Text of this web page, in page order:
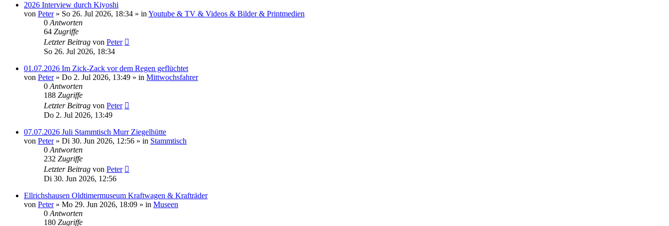
2026 Interview durch Kiyoshi
von Peter» So 26. Jul 2026, 18:34 » in Youtube & TV & Videos & Bilder & Printmedien
0 Antworten
64 Zugriffe
Letzter Beitrag von Peter
So 26. Jul 2026, 18:34
01.07.2026 Im Zick-Zack vor dem Regen geflüchtet
von Peter» Do 2. Jul 2026, 13:49 » in Mittwochsfahrer
0 Antworten
188 Zugriffe
Letzter Beitrag von Peter
Do 2. Jul 2026, 13:49
07.07.2026 Juli Stammtisch Murr Ziegelhütte
von Peter» Di 30. Jun 2026, 12:56 » in Stammtisch
0 Antworten
232 Zugriffe
Letzter Beitrag von Peter
Di 30. Jun 2026, 12:56
Ellrichshausen Oldtimermuseum Kraftwagen & Krafträder
von Peter» Mo 29. Jun 2026, 18:09 » in Museen
0 Antworten
180 Zugriffe